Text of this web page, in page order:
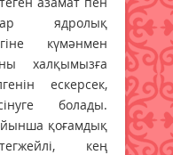
ядролық
күмәнмен
халқымызға
ескерсек,
болады.
қоғамдық
кең